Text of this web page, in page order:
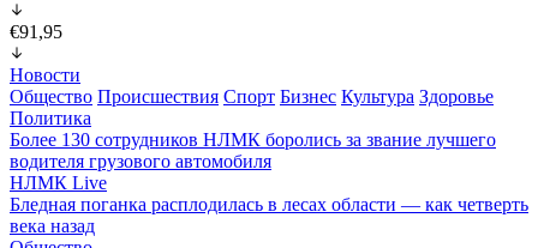
€91,95
Новости
Общество Происшествия Спорт Бизнес Культура Здоровье
Политика
Более 130 сотрудников НЛМК боролись за звание лучшего
водителя грузового автомобиля
НЛМК Live
Бледная поганка расплодилась в лесах области — как четверть
века назад